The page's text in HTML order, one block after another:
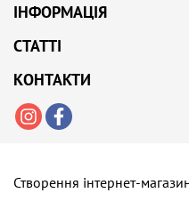
ІНФОРМАЦІЯ
СТАТТІ
КОНТАКТИ
Створення інтернет-